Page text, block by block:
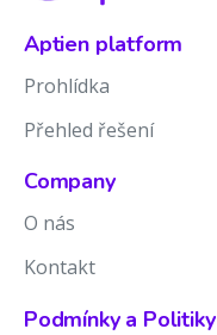
Aptien platform
Prohlídka
Přehled řešení
Company
O nás
Kontakt
Podmínky a Politiky